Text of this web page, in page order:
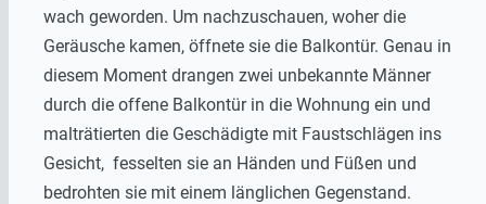
wach geworden. Um nachzuschauen, woher die
Geräusche kamen, öffnete sie die Balkontür. Genau in
diesem Moment drangen zwei unbekannte Männer
durch die offene Balkontür in die Wohnung ein und
malträtierten die Geschädigte mit Faustschlägen ins
Gesicht, fesselten sie an Händen und Füßen und
bedrohten sie mit einem länglichen Gegenstand.